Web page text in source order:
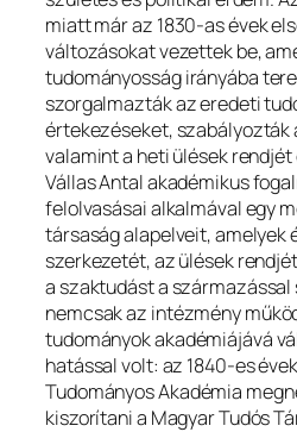
miatt már az 1830-as évek
változásokat vezettek be,
tudományosság irányába
szorgalmazták az eredeti
értekezéseket, szabályozták
valamint a heti ülések
Vállas Antal akadémikus
felolvasásai alkalmával egy
társaság alapelveit,
szerkezetét, az ülések
a szaktudást a származással
nemcsak az intézmény
tudományok akadémiájává
hatással volt: az 1840-es
Tudományos Akadémia
kiszorítani a Magyar Tudós